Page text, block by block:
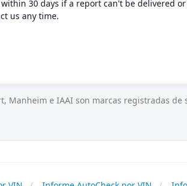
30 days if a report can't be delivered
us any time.
Manheim e IAAI son marcas registradas